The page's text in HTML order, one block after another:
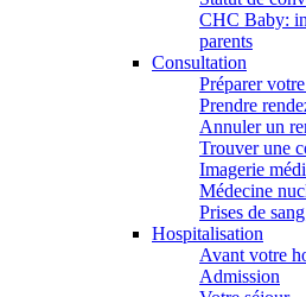
CHC Baby:
parents
Consultation
Préparer
Prendre
Annuler un
Trouver une
Imagerie
Médecine
Prises de
Hospitalisation
Avant votre
Admission